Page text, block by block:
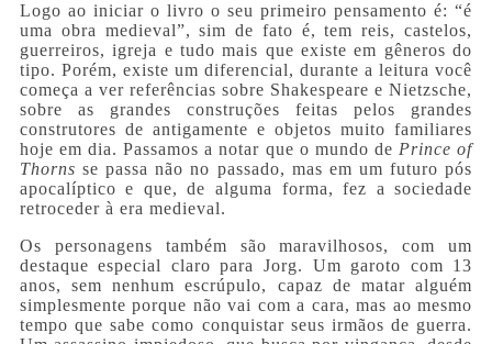
Logo ao iniciar o livro o seu primeiro pensamento é: “é
uma obra medieval”, sim de fato é, tem reis, castelos,
guerreiros, igreja e tudo mais que existe em gêneros do
tipo. Porém, existe um diferencial, durante a leitura você
começa a ver referências sobre Shakespeare e Nietzsche,
sobre as grandes construções feitas pelos grandes
construtores de antigamente e objetos muito familiares
hoje em dia. Passamos a notar que o mundo de Prince of
Thorns se passa não no passado, mas em um futuro pós
apocalíptico e que, de alguma forma, fez a sociedade
retroceder à era medieval.
Os personagens também são maravilhosos, com um
destaque especial claro para Jorg. Um garoto com 13
anos, sem nenhum escrúpulo, capaz de matar alguém
simplesmente porque não vai com a cara, mas ao mesmo
tempo que sabe como conquistar seus irmãos de guerra.